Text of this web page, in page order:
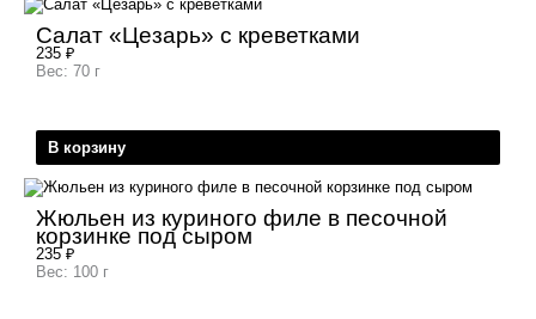
Салат «Цезарь» с креветками
235 ₽
Вес: 70 г
В корзину
Жюльен из куриного филе в песочной
корзинке под сыром
235 ₽
Вес: 100 г